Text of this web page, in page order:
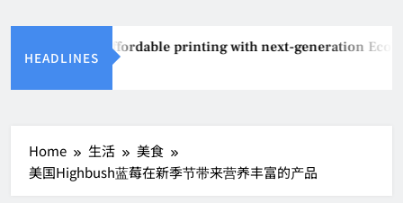
HEADLINES
reinvents affordable printing with next-generation
Aug 4, 2026
Home 生活
美食
美国Highbush蓝莓在新季节带来营养丰富的产品